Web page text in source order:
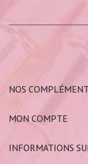
NOS
MON COMPTE
INFORMATIONS